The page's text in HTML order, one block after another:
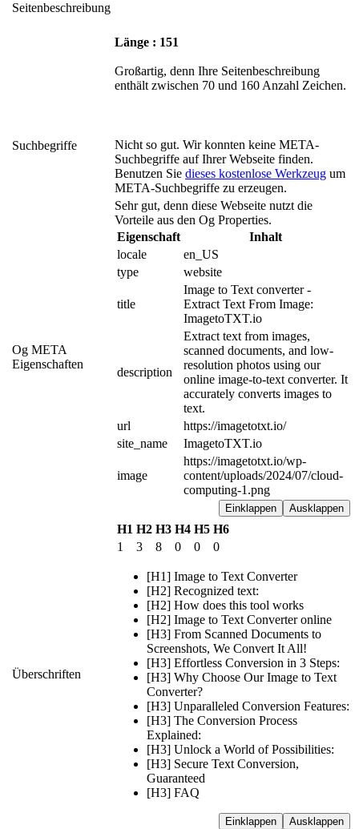
Seitenbeschreibung
Länge : 151
Großartig, denn Ihre Seitenbeschreibung
enthält zwischen 70 und 160 Anzahl Zeichen.
Suchbegriffe
Nicht so gut. Wir konnten keine META-
Suchbegriffe auf Ihrer Webseite finden.
Benutzen Sie dieses kostenlose Werkzeug um
META-Suchbegriffe zu erzeugen.
Og META
Eigenschaften
Sehr gut, denn diese Webseite nutzt die
Vorteile aus den Og Properties.
Eigenschaft
Inhalt
locale
en_US
type
website
title
Image to Text converter -
Extract Text From Image:
ImagetoTXT.io
description
Extract text from images,
scanned documents, and low-
resolution photos using our
online image-to-text converter. It
accurately converts images to
text.
url
https://imagetotxt.io/
site_name
ImagetoTXT.io
image
https://imagetotxt.io/wp-
content/uploads/2024/07/cloud-
computing-1.png
Ausklappen
Einklappen
Überschriften
H1 H2 H3 H4 H5 H6
1
3 8 0 0 0
[H1] Image to Text Converter
[H2] Recognized text:
[H2] How does this tool works
[H2] Image to Text Converter online
[H3] From Scanned Documents to
Screenshots, We Convert It All!
[H3] Effortless Conversion in 3 Steps:
[H3] Why Choose Our Image to Text
Converter?
[H3] Unparalleled Conversion Features:
[H3] The Conversion Process
Explained:
[H3] Unlock a World of Possibilities:
[H3] Secure Text Conversion,
Guaranteed
[H3] FAQ
Ausklappen
Einklappen